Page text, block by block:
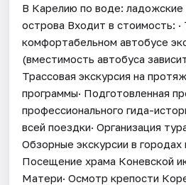
В Карелию по воде: ладожские
острова Входит в стоимость: ·
комфортабельном автобусе
(вместимость автобуса
Трассовая экскурсия на
программы· Подготовленная
профессионального гида-
всей поездки· Организация
Обзорные экскурсии в городах
Посещение храма Коневской
Матери· Осмотр крепости